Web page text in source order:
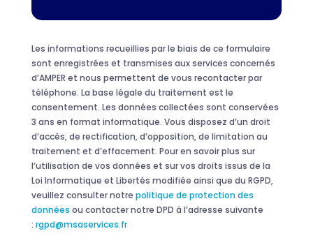
Les informations recueillies par le biais de ce formulaire
sont enregistrées et transmises aux services concernés
d’AMPER et nous permettent de vous recontacter par
téléphone. La base légale du traitement est le
consentement. Les données collectées sont conservées
3 ans en format informatique. Vous disposez d’un droit
d’accès, de rectification, d’opposition, de limitation au
traitement et d’effacement. Pour en savoir plus sur
l’utilisation de vos données et sur vos droits issus de la
Loi Informatique et Libertés modifiée ainsi que du RGPD,
veuillez consulter notre politique de protection des
données ou contacter notre DPD à l’adresse suivante
: rgpd@msaservices.fr